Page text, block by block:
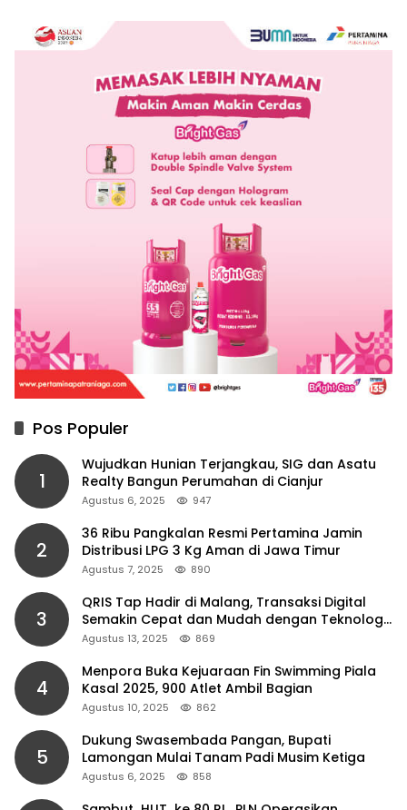
Pos Populer
1
Wujudkan Hunian Terjangkau, SIG dan Asatu
Realty Bangun Perumahan di Cianjur
Agustus 6, 2025 947
2
36 Ribu Pangkalan Resmi Pertamina Jamin
Distribusi LPG 3 Kg Aman di Jawa Timur
Agustus 7, 2025 890
3
QRIS Tap Hadir di Malang, Transaksi Digital
Semakin Cepat dan Mudah dengan Teknologi
NFC
Agustus 13, 2025 869
4
Menpora Buka Kejuaraan Fin Swimming Piala
Kasal 2025, 900 Atlet Ambil Bagian
Agustus 10, 2025 862
5
Dukung Swasembada Pangan, Bupati
Lamongan Mulai Tanam Padi Musim Ketiga
Agustus 6, 2025 858